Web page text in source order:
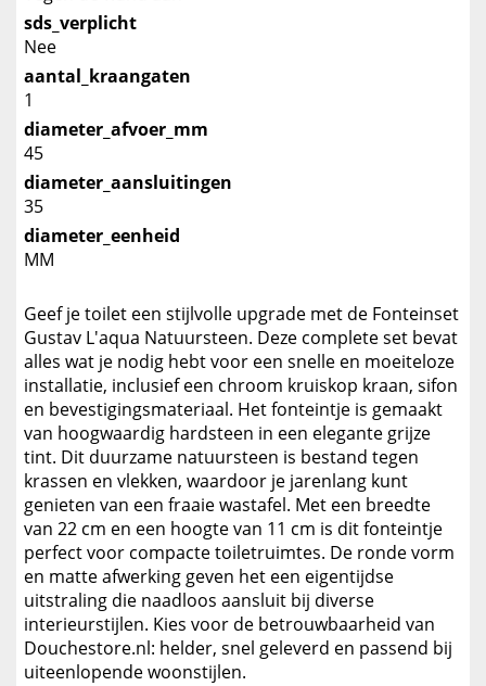
sds_verplicht
Nee
aantal_kraangaten
1
diameter_afvoer_mm
45
diameter_aansluitingen
35
diameter_eenheid
MM
Geef je toilet een stijlvolle upgrade met de Fonteinset
Gustav L'aqua Natuursteen. Deze complete set bevat
alles wat je nodig hebt voor een snelle en moeiteloze
installatie, inclusief een chroom kruiskop kraan, sifon
en bevestigingsmateriaal. Het fonteintje is gemaakt
van hoogwaardig hardsteen in een elegante grijze
tint. Dit duurzame natuursteen is bestand tegen
krassen en vlekken, waardoor je jarenlang kunt
genieten van een fraaie wastafel. Met een breedte
van 22 cm en een hoogte van 11 cm is dit fonteintje
perfect voor compacte toiletruimtes. De ronde vorm
en matte afwerking geven het een eigentijdse
uitstraling die naadloos aansluit bij diverse
interieurstijlen. Kies voor de betrouwbaarheid van
Douchestore.nl: helder, snel geleverd en passend bij
uiteenlopende woonstijlen.